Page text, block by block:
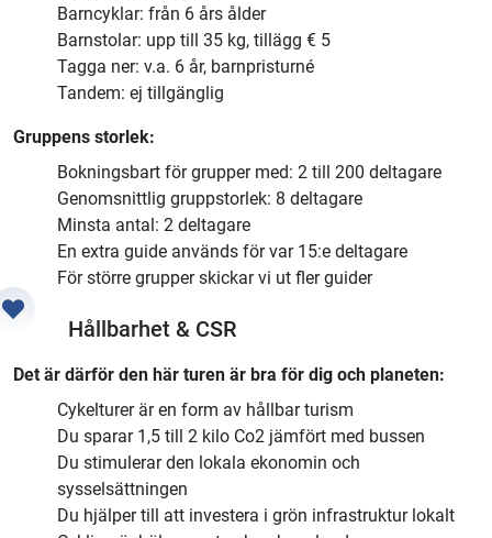
Barncyklar: från 6 års ålder
Barnstolar: upp till 35 kg, tillägg € 5
Tagga ner: v.a. 6 år, barnpristurné
Tandem: ej tillgänglig
Gruppens storlek:
Bokningsbart för grupper med: 2 till 200 deltagare
Genomsnittlig gruppstorlek: 8 deltagare
Minsta antal: 2 deltagare
En extra guide används för var 15:e deltagare
För större grupper skickar vi ut fler guider
Hållbarhet & CSR
Det är därför den här turen är bra för dig och planeten:
Cykelturer är en form av hållbar turism
Du sparar 1,5 till 2 kilo Co2 jämfört med bussen
Du stimulerar den lokala ekonomin och
sysselsättningen
Du hjälper till att investera i grön infrastruktur lokalt